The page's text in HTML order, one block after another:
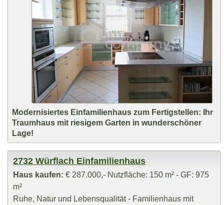
Modernisiertes Einfamilienhaus zum Fertigstellen: Ihr
Traumhaus mit riesigem Garten in wunderschöner
Lage!
2732 Würflach Einfamilienhaus
Haus kaufen: € 287.000,- Nutzfläche: 150 m² - GF: 975
m²
Ruhe, Natur und Lebensqualität - Familienhaus mit